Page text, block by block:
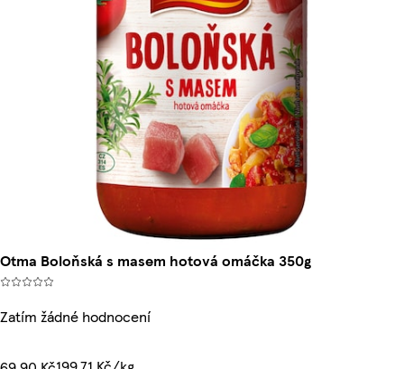
Otma Boloňská s masem hotová omáčka 350g
Zatím žádné hodnocení